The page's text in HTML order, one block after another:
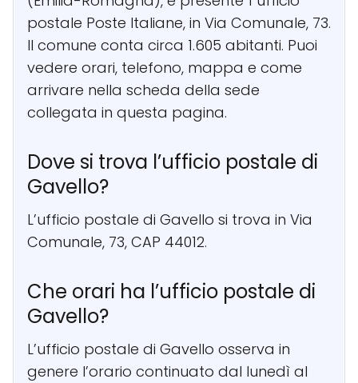
postale Poste Italiane, in Via Comunale, 73.
Il comune conta circa 1.605 abitanti. Puoi
vedere orari, telefono, mappa e come
arrivare nella scheda della sede
collegata in questa pagina.
Dove si trova l’ufficio postale di
Gavello?
L’ufficio postale di Gavello si trova in Via
Comunale, 73, CAP 44012.
Che orari ha l’ufficio postale di
Gavello?
L’ufficio postale di Gavello osserva in
genere l’orario continuato dal lunedì al